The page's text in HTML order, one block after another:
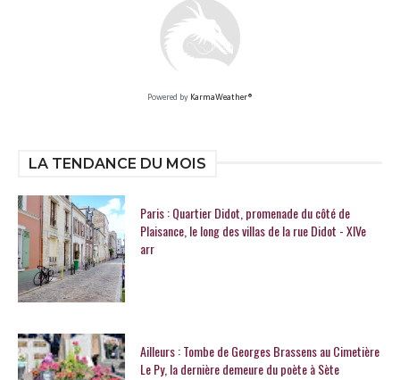
Powered by KarmaWeather®
LA TENDANCE DU MOIS
Paris : Quartier Didot, promenade du côté de
Plaisance, le long des villas de la rue Didot - XIVe
arr
Ailleurs : Tombe de Georges Brassens au Cimetière
Le Py, la dernière demeure du poète à Sète